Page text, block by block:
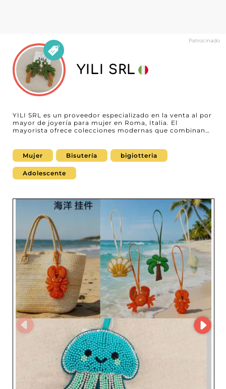
Patrocinado
YILI SRL
YILI SRL es un proveedor especializado en la venta al por
mayor de joyería para mujer en Roma, Italia. El
mayorista ofrece colecciones modernas que combinan
stores y comercios online. Gracias a una variada
selección de joyas, YILI SRL acompaña a los
profesionales que desean enriquecer su oferta con
accesorios adaptados a las necesidades del mercado
simplificar su proceso de aprovisionamiento. Al crear
una cuenta en My Fashion Wholesaler, los minoristas
pueden solicitar acceso al MicroStore del proveedor y
desarrollar una colaboración con un especialista
reconocido en joyería al por mayor.
Mujer Bisutería bigiotteria
Adolescente